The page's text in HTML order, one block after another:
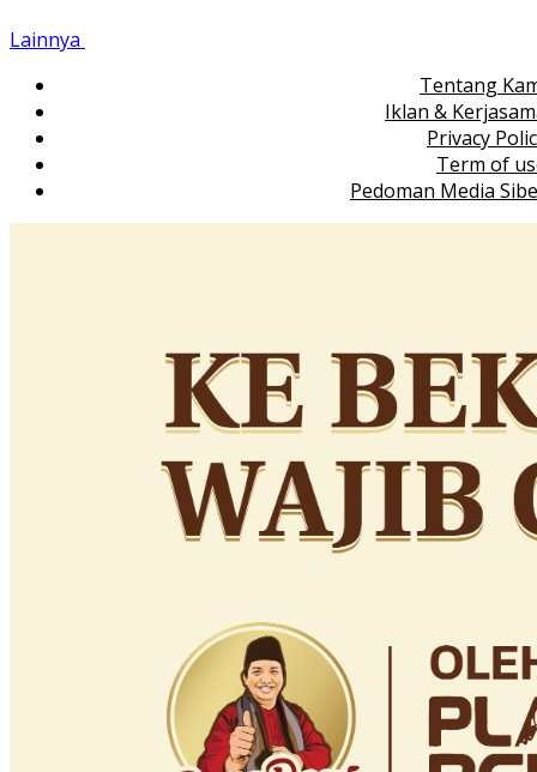
Lainnya
Tentang
Iklan &
Privacy
Term of
Pedoman Media